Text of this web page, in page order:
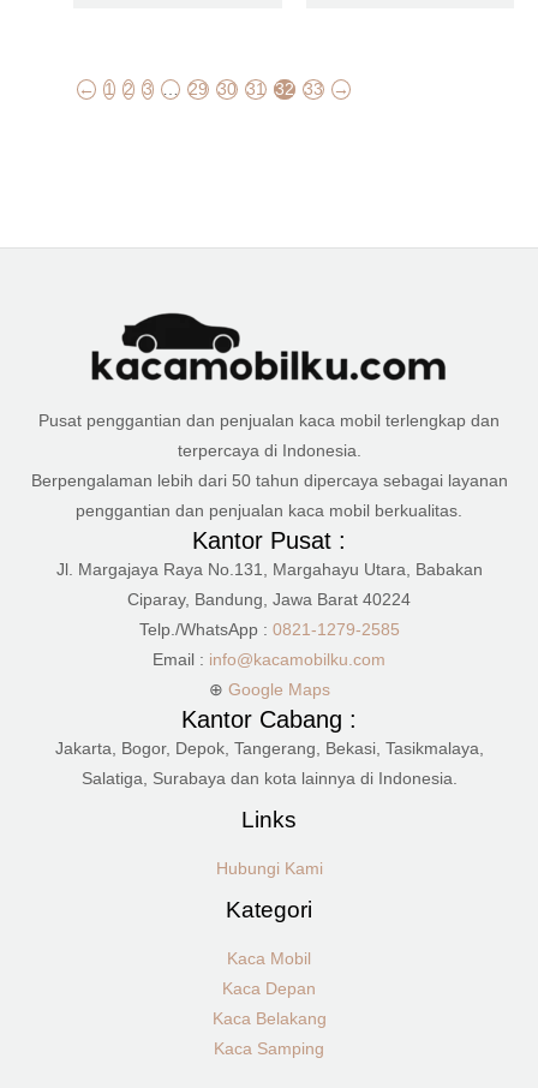
← 1 2 3 … 29 30 31 32 33 →
Pusat penggantian dan penjualan kaca mobil terlengkap dan
terpercaya di Indonesia.
Berpengalaman lebih dari 50 tahun dipercaya sebagai layanan
penggantian dan penjualan kaca mobil berkualitas.
Kantor Pusat :
Jl. Margajaya Raya No.131, Margahayu Utara, Babakan
Ciparay, Bandung, Jawa Barat 40224
Telp./WhatsApp : 0821-1279-2585
Email : info@kacamobilku.com
⊕ Google Maps
Kantor Cabang :
Jakarta, Bogor, Depok, Tangerang, Bekasi, Tasikmalaya,
Salatiga, Surabaya dan kota lainnya di Indonesia.
Links
Hubungi Kami
Kategori
Kaca Mobil
Kaca Depan
Kaca Belakang
Kaca Samping